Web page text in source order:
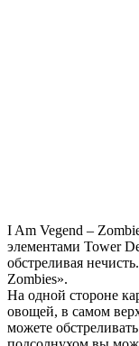
I Am Vegend –
элементами Tower
обстреливая
Zombies».
На одной стороне
овощей, в самом
можете